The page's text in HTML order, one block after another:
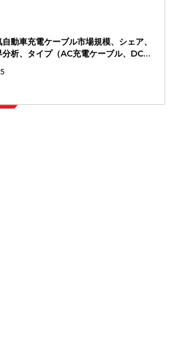
ャー、商業、防衛、旅客輸送）、長さ
30〜50フィート、51〜80フィート、>
動車充電ケーブル市場規模、シェア、
析、タイプ（AC充電ケーブル、DC充
プリケーション（住宅、商業、公共イ
ャ）、および地域分析、2024-2031